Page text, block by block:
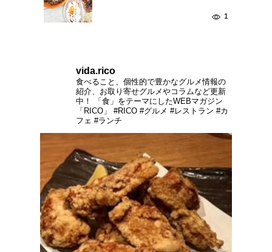
1
vida.rico
食べること、個性的で豊かなグルメ情報の
紹介、お取り寄せグルメやコラムなど更新
中！
「食」をテーマにしたWEBマガジン
「RICO」
#RICO #グルメ #レストラン #カ
フェ #ランチ